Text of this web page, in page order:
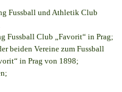
Fussball und Athletik Club
Fussball Club „Favorit“ in Prag;
beiden Vereine zum Fussball
in Prag von 1898;